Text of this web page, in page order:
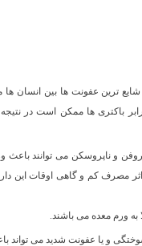
ترین عفونت ها بین انسان
باکتری ها ممکن است در
و ناپروسکن می توانند باعث
مصرف کم و گاهی اوقات این
ورم معده می باشند.
و یا عفونت شدید می تواند